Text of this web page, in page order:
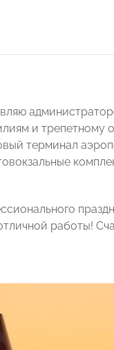
и трепетному
терминал
работы!